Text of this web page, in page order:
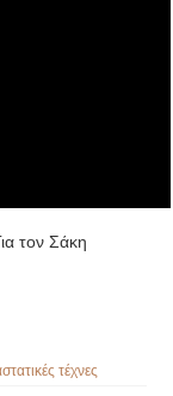
τον Σάκη
τέχνες